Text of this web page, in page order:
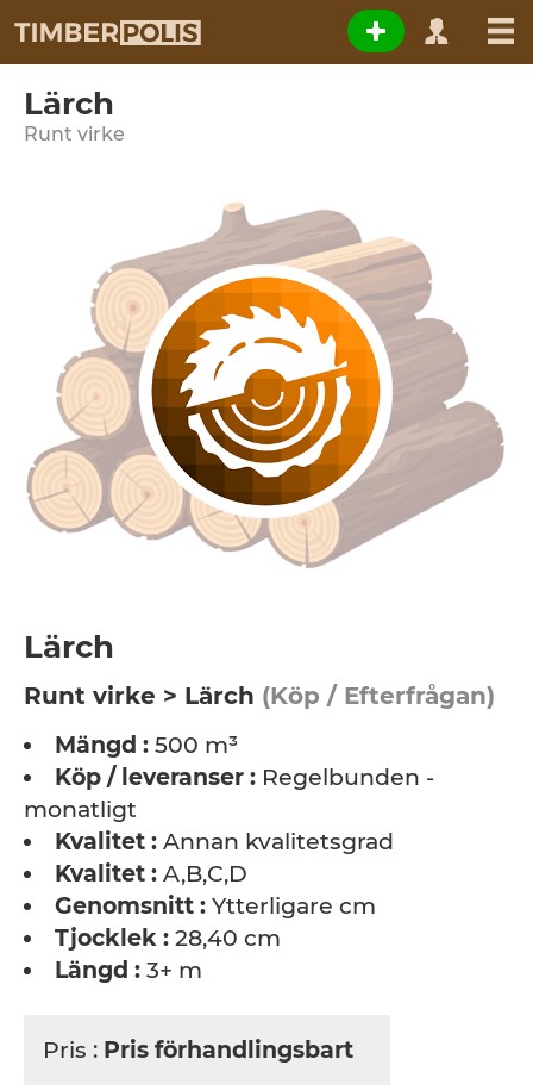
Lärch
Runt virke
Lärch
Runt virke > Lärch (Köp / Efterfrågan)
Mängd : 500 m³
Köp / leveranser : Regelbunden -
monatligt
Kvalitet : Annan kvalitetsgrad
Kvalitet : A,B,C,D
Genomsnitt : Ytterligare cm
Tjocklek : 28,40 cm
Längd : 3+ m
Pris : Pris förhandlingsbart